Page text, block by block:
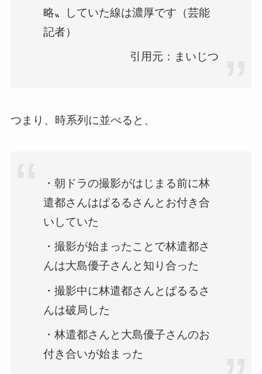
略〟していた線は濃厚です（芸能
記者）
引用元：まいじつ
つまり、時系列に並べると、
・朝ドラの撮影がはじまる前に林
遣都さんはぱるるさんとお付き合
いしていた
・撮影が始まったことで林遣都さ
んは大島優子さんと知り合った
・撮影中に林遣都さんとぱるるさ
んは破局した
・林遣都さんと大島優子さんのお
付き合いが始まった